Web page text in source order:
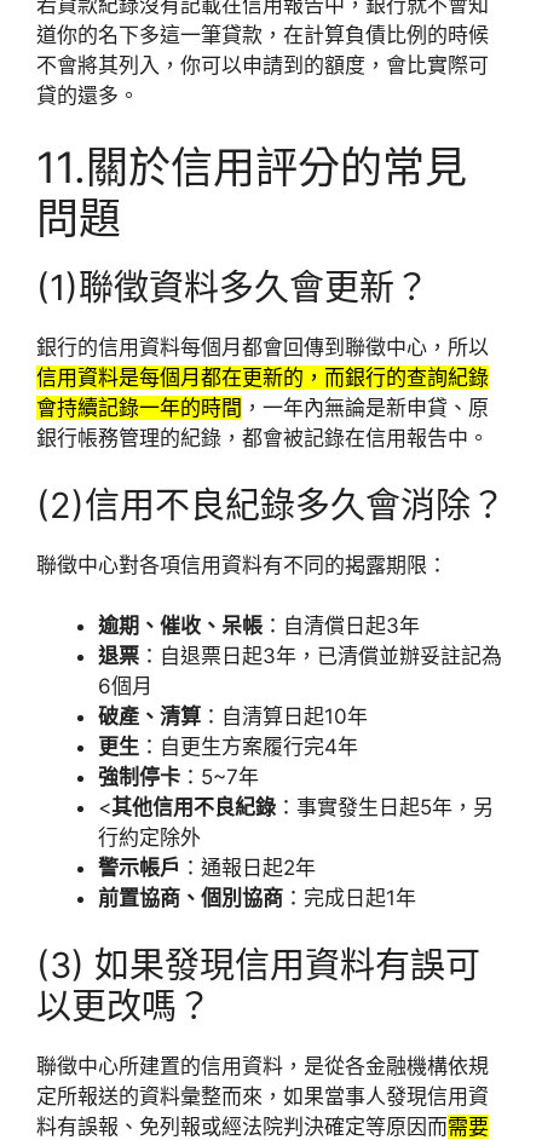
道你的名下多這一筆貸款，在計算負債比例的時候
不會將其列入，你可以申請到的額度，會比實際可
貸的還多。
11.關於信用評分的常見
問題
(1)聯徵資料多久會更新？
銀行的信用資料每個月都會回傳到聯徵中心，所以
信用資料是每個月都在更新的，而銀行的查詢紀錄
會持續記錄一年的時間 ，一年內無論是新申貸、原
銀行帳務管理的紀錄，都會被記錄在信用報告中。
(2)信用不良紀錄多久會消除？
聯徵中心對各項信用資料有不同的揭露期限：
逾期、催收、呆帳 ：自清償日起3年
退票 ：自退票日起3年，已清償並辦妥註記為
6個月
破產、清算 ：自清算日起10年
更生 ：自更生方案履行完4年
強制停卡 ：5~7年
<其他信用不良紀錄 ：事實發生日起5年，另
行約定除外
警示帳戶 ：通報日起2年
前置協商、個別協商 ：完成日起1年
(3) 如果發現信用資料有誤可
以更改嗎？
聯徵中心所建置的信用資料，是從各金融機構依規
定所報送的資料彙整而來，如果當事人發現信用資
料有誤報、免列報或經法院判決確定等原因而需要